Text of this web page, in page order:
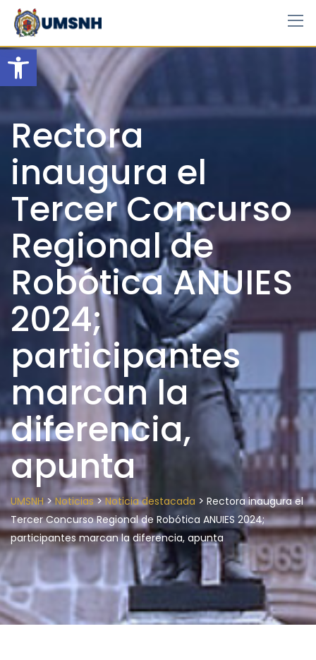
Open toolbar
Skip
content
Rectora
inaugura el
Tercer Concurso
Regional de
Robótica ANUIES
2024;
participantes
marcan la
diferencia,
apunta
UMSNH> Noticias>Noticia destacada > Rectora inaugura el
Tercer Concurso Regional de Robótica ANUIES 2024;
participantes marcan la diferencia, apunta